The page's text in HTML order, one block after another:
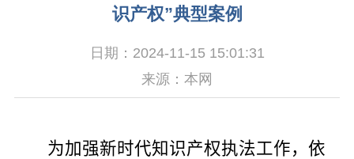
识产权”典型案例
日期：2024-11-15 15:01:31
来源：本网
为加强新时代知识产权执法工作，依